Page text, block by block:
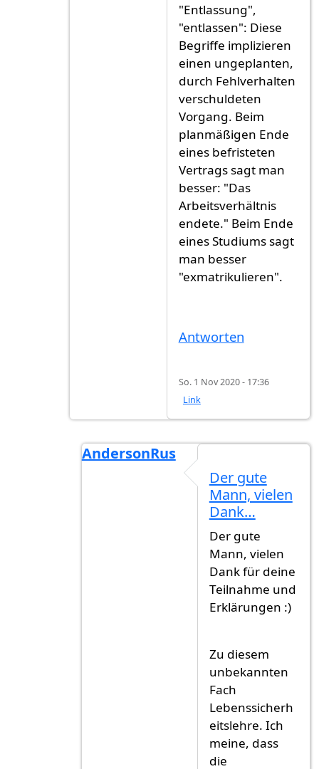
"Entlassung",
"entlassen": Diese
Begriffe implizieren
einen ungeplanten,
durch Fehlverhalten
verschuldeten
Vorgang. Beim
planmäßigen Ende
eines befristeten
Vertrags sagt man
besser: "Das
Arbeitsverhältnis
endete." Beim Ende
eines Studiums sagt
man besser
"exmatrikulieren".
Antworten
So. 1 Nov 2020 - 17:36
Link
AndersonRus
Gast (nicht
Der gute
Mann, vielen
Dank…
Der gute
Mann, vielen
Dank für deine
Teilnahme und
Erklärungen :)
Zu diesem
unbekannten
Fach
Lebenssicherh
eitslehre. Ich
meine, dass
die